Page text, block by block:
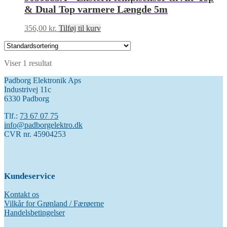
& Dual Top varmere Længde 5m
356,00 kr. Tilføj til kurv
Viser 1 resultat
Padborg Elektronik Aps
Industrivej 11c
6330 Padborg
Tlf.: 73 67 07 75
info@padborgelektro.dk
CVR nr. 45904253
Kundeservice
Kontakt os
Vilkår for Grønland / Færøerne
Handelsbetingelser